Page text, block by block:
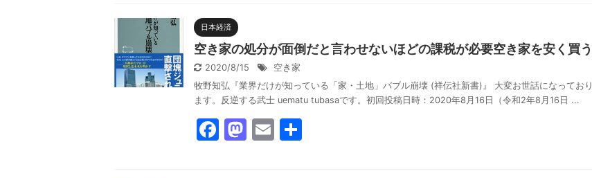
e
b
o
o
k
d
o
n
日本経済
空き家の処分が面倒だと言わせないほどの課税が必要空き家を安く買う
2020/8/15
空き家
牧野知弘『業界だけが知っている「家・土地」バブル崩壊 (祥伝社新書)』 大変お世話になっており
ます。反逆する武士 uematu tubasaです。初回投稿日時：2020年8月16日（令和2年8月16日 ...
F
M E